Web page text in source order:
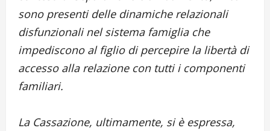
sono presenti delle dinamiche relazionali
disfunzionali nel sistema famiglia che
impediscono al figlio di percepire la libertà di
accesso alla relazione con tutti i componenti
familiari.
La Cassazione, ultimamente, si è espressa,